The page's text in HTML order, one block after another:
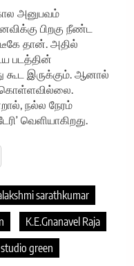
அனுபவம்
பிறகு நீண்ட
தான். அதில்
படத்தின்
கூட இருக்கும். ஆனால்
கொள்ளவில்லை.
நல்ல நேரம்
வெளியாகிறது.
sarathkumar
K.E.Gnanavel Raja
studio green